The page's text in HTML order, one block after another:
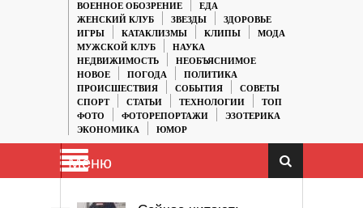
ВОЕННОЕ ОБОЗРЕНИЕ
ЕДА
ЖЕНСКИЙ КЛУБ
ЗВЕЗДЫ
ЗДОРОВЬЕ
ИГРЫ
КАТАКЛИЗМЫ КЛИПЫ
МОДА
МУЖСКОЙ КЛУБ
НАУКА
НЕДВИЖИМОСТЬ
НЕОБЪЯСНИМОЕ
НОВОЕ
ПОГОДА
ПОЛИТИКА
ПРОИСШЕСТВИЯ
СОБЫТИЯ
СОВЕТЫ
СПОРТ
СТАТЬИ ТЕХНОЛОГИИ
ТОП
ФОТО
ФОТОРЕПОРТАЖИ
ЭЗОТЕРИКА
ЭКОНОМИКА
ЮМОР
Меню